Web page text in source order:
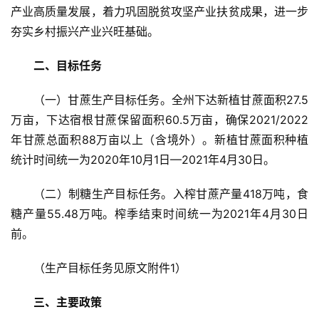
产业高质量发展，着力巩固脱贫攻坚产业扶贫成果，进一步
夯实乡村振兴产业兴旺基础。
二、目标任务
（一）甘蔗生产目标任务。全州下达新植甘蔗面积27.5
万亩，下达宿根甘蔗保留面积60.5万亩，确保2021/2022
年甘蔗总面积88万亩以上（含境外）。新植甘蔗面积种植
统计时间统一为2020年10月1日—2021年4月30日。
（二）制糖生产目标任务。入榨甘蔗产量418万吨，食
糖产量55.48万吨。榨季结束时间统一为2021年4月30日
前。
（生产目标任务见原文附件1）
三、主要政策